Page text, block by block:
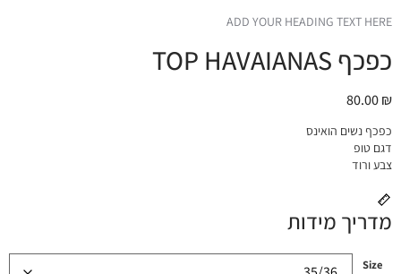
ADD YOUR HEADING TEXT HERE
כפכף TOP HAVAIANAS
80.00₪
כפכף נשים הואינס
דגם טופ
צבע ורוד
מדריך מידות
Size